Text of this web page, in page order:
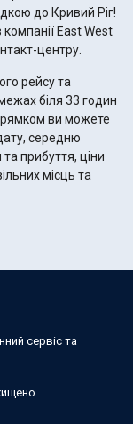
до Кривий Ріг!
East West
центру.
рейсу та
біля 33 годин
середню
прибуття, ціни
місць та
сервіс та